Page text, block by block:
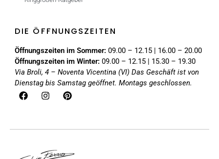
DIE ÖFFNUNGSZEITEN
Öffnungszeiten im Sommer: 09.00 – 12.15 | 16.00 – 20.00
Öffnungszeiten im Winter: 09.00 – 12.15 | 15.30 – 19.30
Via Broli, 4 – Noventa Vicentina (VI) Das Geschäft ist von
Dienstag bis Samstag geöffnet. Montags geschlossen.